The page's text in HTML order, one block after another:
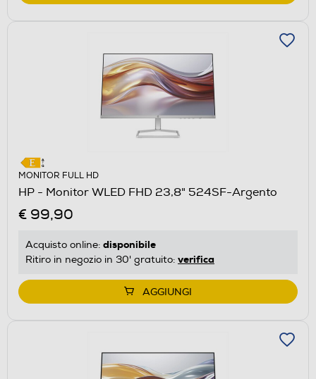
MONITOR FULL HD
HP - Monitor WLED FHD 23,8" 524SF-Argento
€ 99,90
Acquisto online: disponibile
Ritiro in negozio in 30' gratuito: verifica
AGGIUNGI